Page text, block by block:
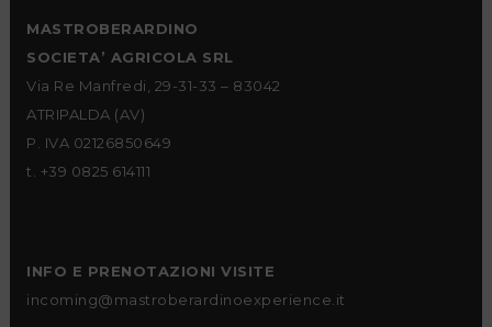
MASTROBERARDINO
SOCIETA’ AGRICOLA SRL
Via Re Manfredi, 29-31-33 – 83042
ATRIPALDA (AV)
P. IVA 02126850649
t. +39 0825 614111
INFO E PRENOTAZIONI VISITE
incoming@mastroberardinoexperience.it